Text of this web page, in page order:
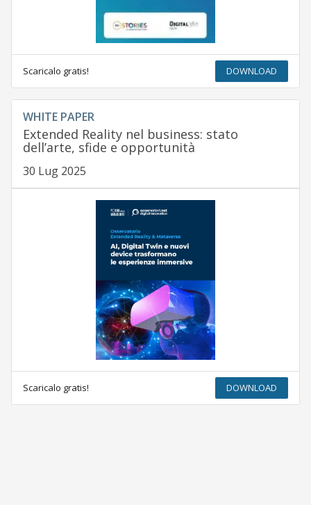
Scaricalo gratis! DOWNLOAD
WHITE PAPER
Extended Reality nel business: stato
dell’arte, sfide e opportunità
30 Lug 2025
Scaricalo gratis! DOWNLOAD